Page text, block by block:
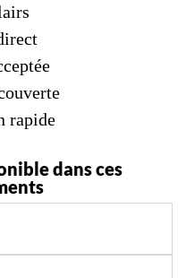
rapide
dans ces